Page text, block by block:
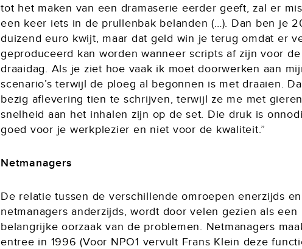
tot het maken van een dramaserie eerder geeft, zal er
een keer iets in de prullenbak belanden (…). Dan ben je
duizend euro kwijt, maar dat geld win je terug omdat er
geproduceerd kan worden wanneer scripts af zijn voor
draaidag. Als je ziet hoe vaak ik moet doorwerken aan
scenario’s terwijl de ploeg al begonnen is met draaien.
bezig aflevering tien te schrijven, terwijl ze me met
snelheid aan het inhalen zijn op de set. Die druk is
goed voor je werkplezier en niet voor de kwaliteit.”
Netmanagers
De relatie tussen de verschillende omroepen enerzijds
netmanagers anderzijds, wordt door velen gezien als een
belangrijke oorzaak van de problemen. Netmanagers
entree in 1996 (Voor NPO1 vervult Frans Klein deze